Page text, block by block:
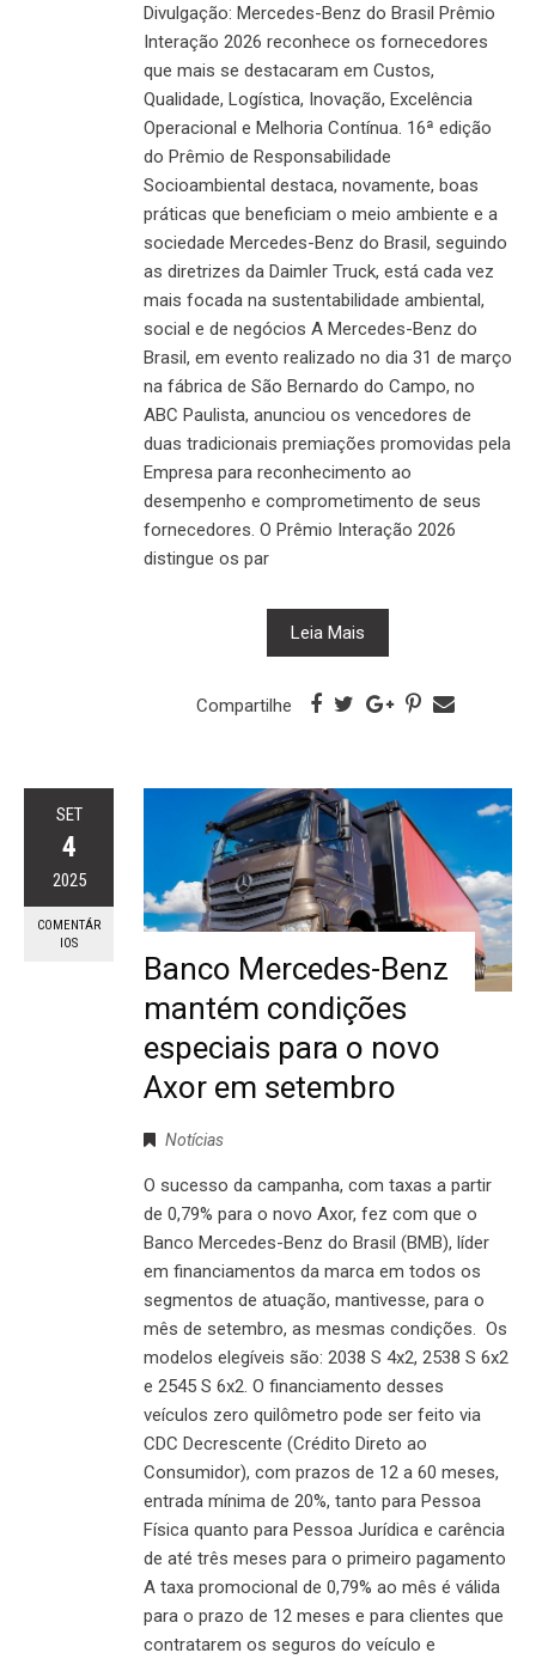
Divulgação: Mercedes-Benz do Brasil Prêmio
Interação 2026 reconhece os fornecedores
que mais se destacaram em Custos,
Qualidade, Logística, Inovação, Excelência
Operacional e Melhoria Contínua. 16ª edição
do Prêmio de Responsabilidade
Socioambiental destaca, novamente, boas
práticas que beneficiam o meio ambiente e a
sociedade Mercedes-Benz do Brasil, seguindo
as diretrizes da Daimler Truck, está cada vez
mais focada na sustentabilidade ambiental,
social e de negócios A Mercedes-Benz do
Brasil, em evento realizado no dia 31 de março
na fábrica de São Bernardo do Campo, no
ABC Paulista, anunciou os vencedores de
duas tradicionais premiações promovidas pela
Empresa para reconhecimento ao
desempenho e comprometimento de seus
fornecedores. O Prêmio Interação 2026
distingue os par
Leia Mais
Compartilhe
SET
4
2025
COMENTÁR
IOS
Banco Mercedes-Benz
mantém condições
especiais para o novo
Axor em setembro
Notícias
O sucesso da campanha, com taxas a partir
de 0,79% para o novo Axor, fez com que o
Banco Mercedes-Benz do Brasil (BMB), líder
em financiamentos da marca em todos os
segmentos de atuação, mantivesse, para o
mês de setembro, as mesmas condições. Os
modelos elegíveis são: 2038 S 4x2, 2538 S 6x2
e 2545 S 6x2. O financiamento desses
veículos zero quilômetro pode ser feito via
CDC Decrescente (Crédito Direto ao
Consumidor), com prazos de 12 a 60 meses,
entrada mínima de 20%, tanto para Pessoa
Física quanto para Pessoa Jurídica e carência
de até três meses para o primeiro pagamento
A taxa promocional de 0,79% ao mês é válida
para o prazo de 12 meses e para clientes que
contratarem os seguros do veículo e